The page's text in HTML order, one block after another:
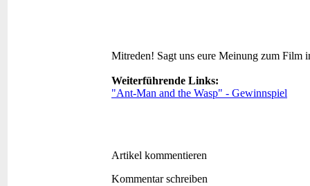
Mitreden! Sagt uns eure Meinung zum Film
Weiterführende Links:
"Ant-Man and the Wasp" - Gewinnspiel
Artikel kommentieren
Kommentar schreiben